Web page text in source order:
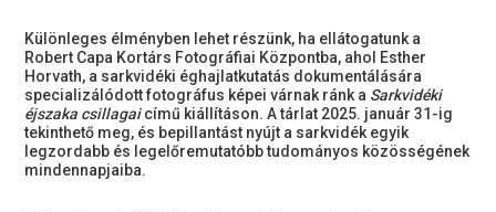
Különleges élményben lehet részünk, ha ellátogatunk a
Robert Capa Kortárs Fotográfiai Központba, ahol Esther
Horvath, a sarkvidéki éghajlatkutatás dokumentálására
specializálódott fotográfus képei várnak ránk a Sarkvidéki
éjszaka csillagaicímű kiállításon. A tárlat 2025. január 31-ig
tekinthető meg, és bepillantást nyújt a sarkvidék egyik
legzordabb és legelőremutatóbb tudományos közösségének
mindennapjaiba.